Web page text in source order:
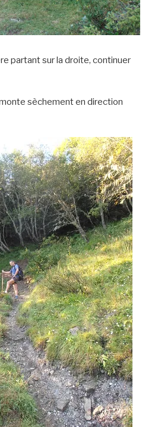
partant sur la droite, continuer
sèchement en direction